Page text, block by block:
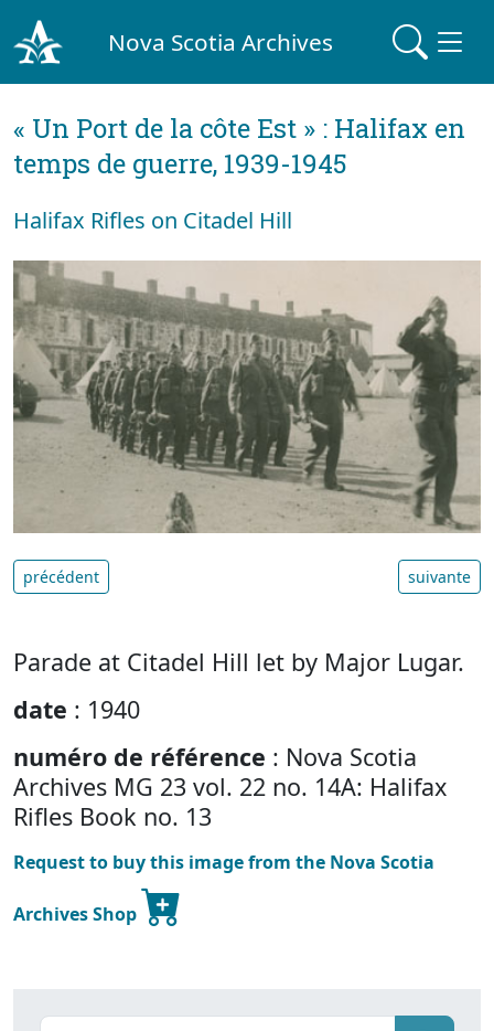
Nova Scotia Archives
« Un Port de la côte Est » : Halifax en
temps de guerre, 1939-1945
Halifax Rifles on Citadel Hill
précédent suivante
Parade at Citadel Hill let by Major Lugar.
date : 1940
numéro de référence : Nova Scotia
Archives MG 23 vol. 22 no. 14A: Halifax
Rifles Book no. 13
Request to buy this image from the Nova Scotia
Archives Shop